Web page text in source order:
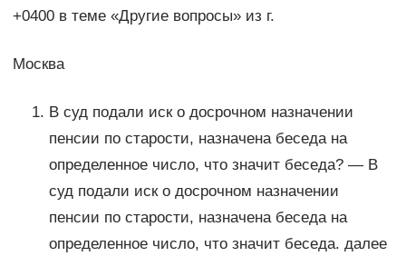
+0400 в теме «Другие вопросы» из г.
Москва
В суд подали иск о досрочном назначении
пенсии по старости, назначена беседа на
определенное число, что значит беседа? — В
суд подали иск о досрочном назначении
пенсии по старости, назначена беседа на
определенное число, что значит беседа. далее